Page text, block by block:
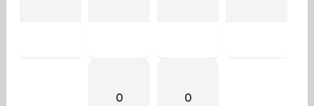
0 0